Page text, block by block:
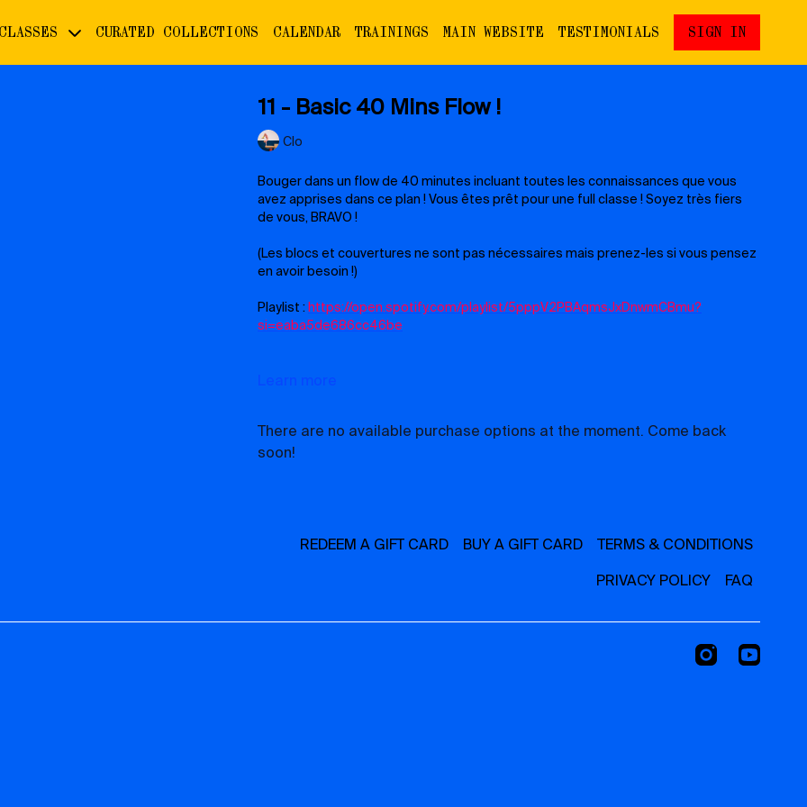
CURATED COLLECTIONS CALENDAR TRAININGS MAIN WEBSITE TESTIMONIALS SIGN IN
11 - Basic 40 Mins Flow !
Clo
Bouger dans un flow de 40 minutes incluant toutes les connaissances que vous
avez apprises dans ce plan ! Vous êtes prêt pour une full classe ! Soyez très fiers
de vous, BRAVO !
(Les blocs et couvertures ne sont pas nécessaires mais prenez-les si vous pensez
en avoir besoin !)
Playlist : https://open.spotify.com/playlist/5pppV2PBAqmsJxDnwmCBmu?
si=eaba5de686cc46be
Learn more
There are no available purchase options at the moment. Come back
soon!
REDEEM A GIFT CARD BUY A GIFT CARD TERMS & CONDITIONS
PRIVACY POLICY FAQ